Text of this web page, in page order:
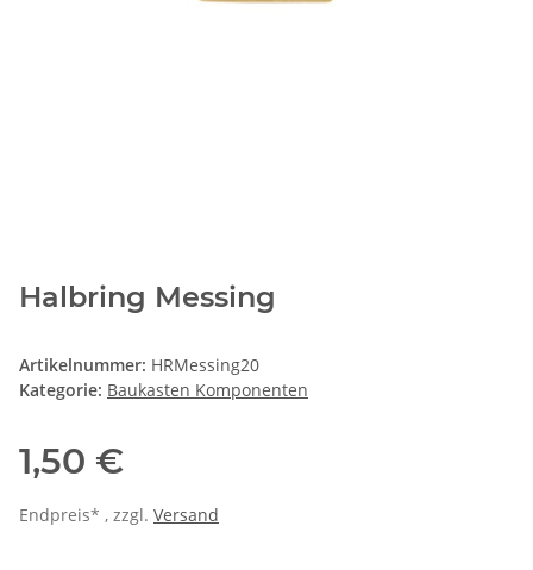
Halbring Messing
Artikelnummer: HRMessing20
Kategorie: Baukasten Komponenten
1,50 €
Endpreis* , zzgl. Versand